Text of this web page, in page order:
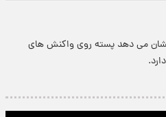
می دهد پسته روی واکنش های